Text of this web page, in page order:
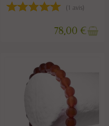
(1 avis)
78,00 €